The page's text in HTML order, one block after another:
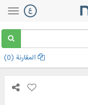
المقارنة (0
)